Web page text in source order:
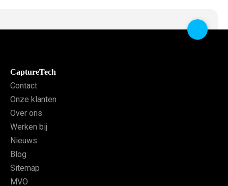
CaptureTech
Contact
Onze klanten
Over ons
Werken bij
Nieuws
Blog
Sitemap
MVO